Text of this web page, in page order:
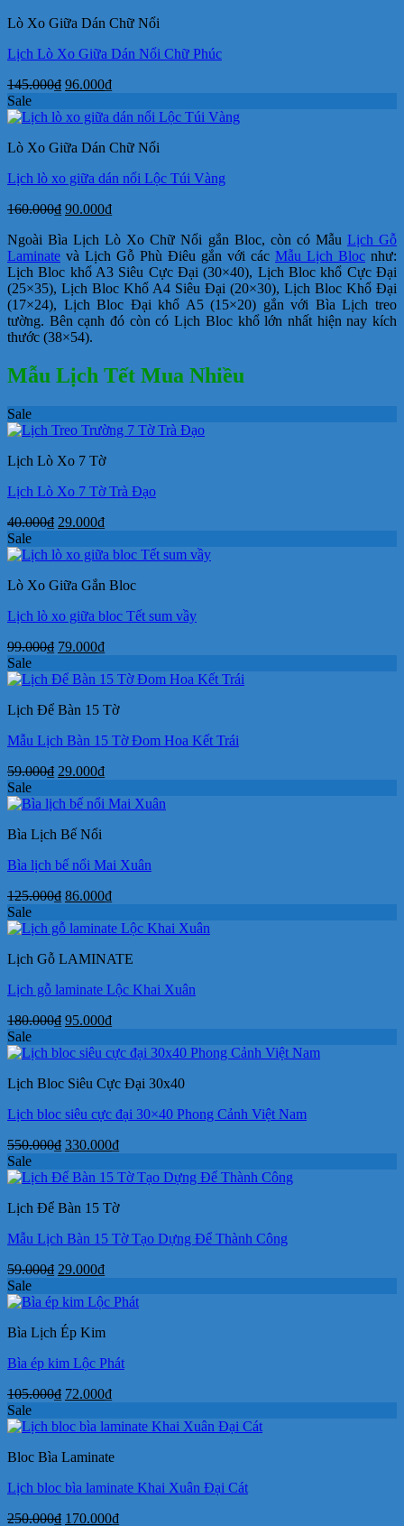
90.000₫.
Lò Xo Giữa Dán Chữ Nổi
Lịch Lò Xo Giữa Dán Nổi Chữ Phúc
145.000₫ Giá
là:
96.000₫Giá
tại
96.000₫.
Sale
Lò Xo Giữa Dán Chữ Nổi
Lịch lò xo giữa dán nổi Lộc Túi Vàng
160.000₫ Giá
là:
160.000₫.
90.000₫Giá
tại
là:
90.000₫.
Ngoài Bìa Lịch Lò Xo Chữ Nổi gắn Bloc, còn có Mẫu Lịch Gỗ
Laminate và Lịch Gỗ Phù Điêu gắn với các Mẫu Lịch Bloc như:
Lịch Bloc khổ A3 Siêu Cực Đại (30×40), Lịch Bloc khổ Cực Đại
(25×35), Lịch Bloc Khổ A4 Siêu Đại (20×30), Lịch Bloc Khổ Đại
(17×24), Lịch Bloc Đại khổ A5 (15×20) gắn với Bìa Lịch treo
tường. Bên cạnh đó còn có Lịch Bloc khổ lớn nhất hiện nay kích
thước (38×54).
Mẫu Lịch Tết Mua Nhiều
Sale
Lịch Lò Xo 7 Tờ
Lịch Lò Xo 7 Tờ Trà Đạo
40.000₫ Giá
là:
29.000₫Giá
tại
29.000₫.
Sale
Lò Xo Giữa Gắn Bloc
Lịch lò xo giữa bloc Tết sum vầy
99.000₫ Giá
là:
79.000₫Giá
tại
79.000₫.
Sale
Lịch Để Bàn 15 Tờ
Mẫu Lịch Bàn 15 Tờ Đom Hoa Kết Trái
59.000₫ Giá
là:
29.000₫Giá
tại
Sale
Bìa Lịch Bế Nổi
Bìa lịch bế nổi Mai Xuân
125.000₫ Giá
là:
86.000₫Giá
tại
86.000₫.
Sale
Lịch Gỗ LAMINATE
Lịch gỗ laminate Lộc Khai Xuân
180.000₫ Giá
là:
95.000₫Giá
tại
95.000₫.
Sale
Lịch Bloc Siêu Cực Đại 30x40
Lịch bloc siêu cực đại 30×40 Phong Cảnh Việt Nam
550.000₫ Giá
là:
330.000₫Giá
tại
330.000₫.
Sale
Lịch Để Bàn 15 Tờ
Mẫu Lịch Bàn 15 Tờ Tạo Dựng Để Thành Công
59.000₫ Giá
là:
29.000₫Giá
tại
29.000₫.
Sale
Bìa Lịch Ép Kim
Bìa ép kim Lộc Phát
105.000₫ Giá
là:
72.000₫Giá
tại
72.000₫.
Sale
Bloc Bìa Laminate
Lịch bloc bìa laminate Khai Xuân Đại Cát
250.000₫ Giá
170.000₫Giá